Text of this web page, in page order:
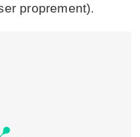
proprement).